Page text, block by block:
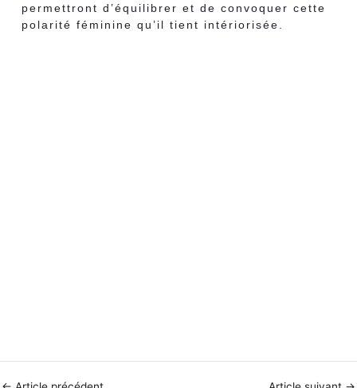
permettront d’équilibrer et de convoquer cette
polarité féminine qu’il tient intériorisée.